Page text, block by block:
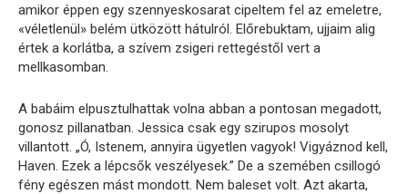
amikor éppen egy szennyeskosarat cipeltem fel az emeletre,
«véletlenül» belém ütközött hátulról. Előrebuktam, ujjaim alig
értek a korlátba, a szívem zsigeri rettegéstől vert a
mellkasomban.
A babáim elpusztulhattak volna abban a pontosan megadott,
gonosz pillanatban. Jessica csak egy szirupos mosolyt
villantott. „Ó, Istenem, annyira ügyetlen vagyok! Vigyáznod kell,
Haven. Ezek a lépcsők veszélyesek.” De a szemében csillogó
fény egészen mást mondott. Nem baleset volt. Azt akarta,